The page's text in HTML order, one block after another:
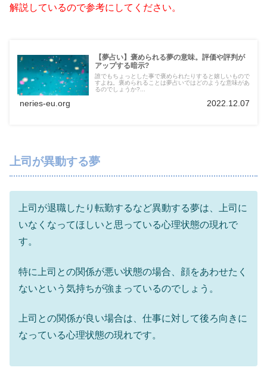
解説しているので参考にしてください。
【夢占い】褒められる夢の意味。評価や評判が
アップする暗示?
誰でもちょっとした事で褒められたりすると嬉しいもので
すよね。褒められることは夢占いではどのような意味があ
るのでしょうか?...
neries-eu.org 2022.12.07
上司が異動する夢
上司が退職したり転勤するなど異動する夢は、上司に
いなくなってほしいと思っている心理状態の現れで
す。
特に上司との関係が悪い状態の場合、顔をあわせたく
ないという気持ちが強まっているのでしょう。
上司との関係が良い場合は、仕事に対して後ろ向きに
なっている心理状態の現れです。